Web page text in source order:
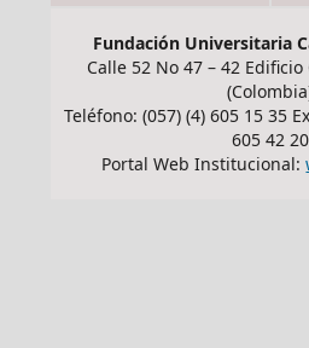
Fundación Universitaria
Calle 52 No 47 – 42
Teléfono: (057) (4) 605 15 35
605 42 20
Portal Web Institucional: